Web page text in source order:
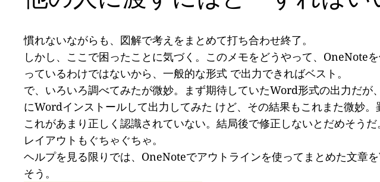
慣れないながらも、図解で考えをまとめて打ち合わせ終了。
しかし、ここで困ったことに気づく。このメモをどうやって、OneNote
っているわけではないから、一般的な形式 で出力できればベスト。
で、いろいろ調べてみたが微妙。まず期待していたWord形式の出力だ
にWordインストールして出力してみた けど、その結果もこれまた微妙
これがあまり正しく認識されていない。結局後で修正しないとだめそうだ。
レイアウトもぐちゃぐちゃ。
ヘルプを見る限りでは、OneNoteでアウトラインを使ってまとめた文章
そう。